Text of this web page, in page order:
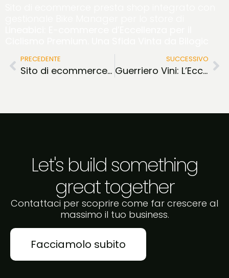
PRECEDENTE
Sito di ecommerce integrato con gestionale ARCO
SUCCESSIVO
Guerriero Vini: L’Eccellenza del Taurasi incontra il Digital Design di Bilogic
Let's build something
great together
Contattaci per scoprire come far crescere al
massimo il tuo business.
Facciamolo subito